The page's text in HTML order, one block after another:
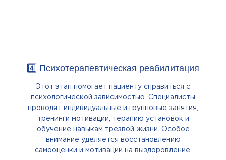
4️⃣ Психотерапевтическая реабилитация
Этот этап помогает пациенту справиться с
психологической зависимостью. Специалисты
проводят индивидуальные и групповые занятия,
тренинги мотивации, терапию установок и
обучение навыкам трезвой жизни. Особое
внимание уделяется восстановлению
самооценки и мотивации на выздоровление.